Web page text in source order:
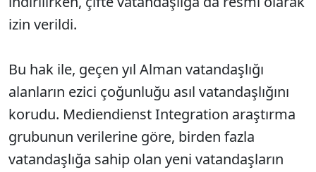
izin verildi.
Bu hak ile, geçen yıl Alman vatandaşlığı
alanların ezici çoğunluğu asıl vatandaşlığını
korudu. Mediendienst Integration araştırma
grubunun verilerine göre, birden fazla
vatandaşlığa sahip olan yeni vatandaşların